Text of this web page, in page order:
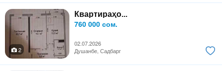
Квартираҳо...
760 000 сом.
02.07.2026
2
Душанбе, Садбарг